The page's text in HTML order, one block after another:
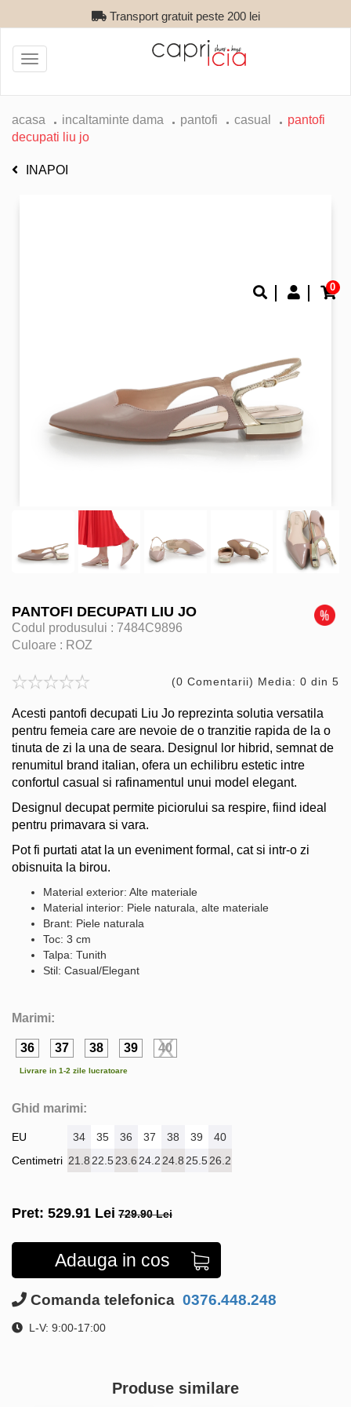
Transport gratuit peste 200 lei
0
Toggle
navigation
acasa incaltaminte dama pantofi casual
pantofi
decupati liu jo
INAPOI
PANTOFI DECUPATI LIU JO
Codul produsului : 7484C9896
Culoare : ROZ
(0 Comentarii) Media: 0 din 5
Acesti pantofi decupati Liu Jo reprezinta solutia versatila
pentru femeia care are nevoie de o tranzitie rapida de la o
tinuta de zi la una de seara. Designul lor hibrid, semnat de
renumitul brand italian, ofera un echilibru estetic intre
confortul casual si rafinamentul unui model elegant.
Designul decupat permite piciorului sa respire, fiind ideal
pentru primavara si vara.
Pot fi purtati atat la un eveniment formal, cat si intr-o zi
obisnuita la birou.
Material exterior: Alte materiale
Material interior: Piele naturala, alte materiale
Brant: Piele naturala
Toc: 3 cm
Talpa: Tunith
Stil: Casual/Elegant
Marimi:
36 37 38 39 40
Livrare in 1-2 zile lucratoare
Ghid marimi:
EU
Centimetri
34 35 36 37 38 39
40
21.8 22.523.6 24.2 24.8 25.526.2
Pret: 529.91 Lei 729.90 Lei
Adauga in cos
Comanda telefonica 0376.448.248
L-V: 9:00-17:00
Produse similare